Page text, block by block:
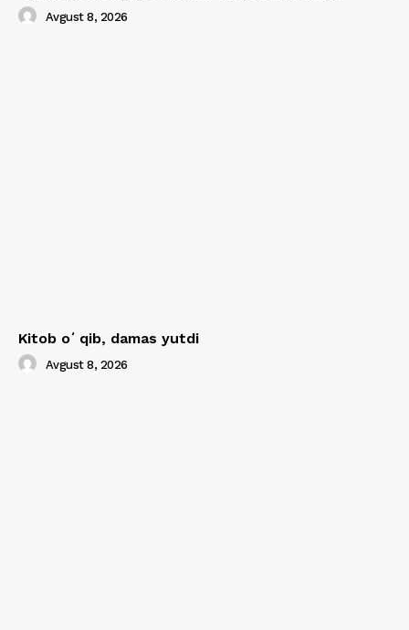
Avgust 8, 2026
Kitob oʻqib, damas yutdi
Avgust 8, 2026